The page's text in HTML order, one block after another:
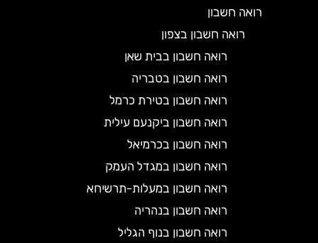
רואה חשבון
רואה חשבון בצפון
רואה חשבון בבית שאן
רואה חשבון בטבריה
רואה חשבון בטירת כרמל
רואה חשבון ביקנעם עילית
רואה חשבון בכרמיאל
רואה חשבון במגדל העמק
רואה חשבון במעלות-תרשיחא
רואה חשבון בנהריה
רואה חשבון בנוף הגליל